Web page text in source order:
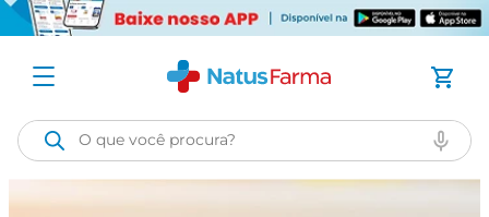
O que você procura?